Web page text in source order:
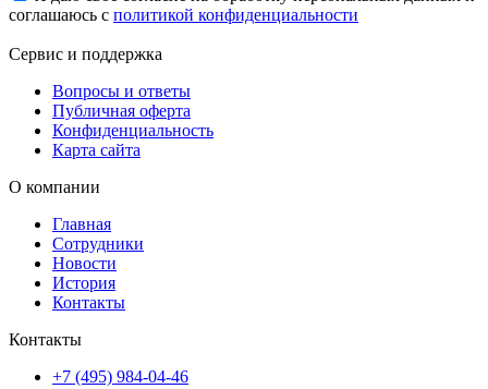
соглашаюсь с политикой конфиденциальности
Сервис и поддержка
Вопросы и ответы
Публичная оферта
Конфиденциальность
Карта сайта
О компании
Главная
Сотрудники
Новости
История
Контакты
Контакты
+7 (495) 984-04-46